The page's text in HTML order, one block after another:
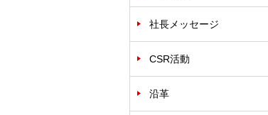
社長メッセージ
CSR活動
沿革